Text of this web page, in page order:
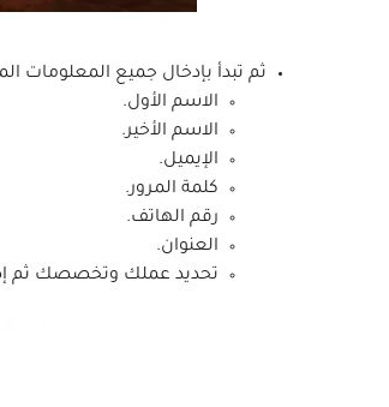
ثم تبدأ بإدخال جميع المعلومات
الاسم الأول.
الاسم الأخير.
الإيميل.
كلمة المرور.
رقم الهاتف.
العنوان.
تحديد عملك وتخصصك ثم